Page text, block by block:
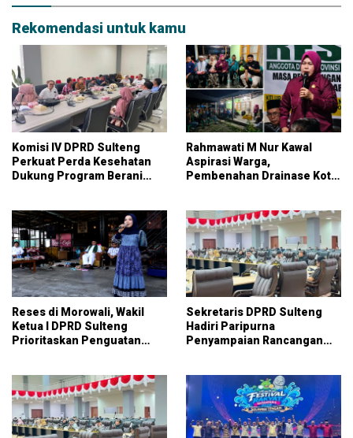
Rekomendasi untuk kamu
Komisi IV DPRD Sulteng
Perkuat Perda Kesehatan
Dukung Program Berani
Rahmawati M Nur Kawal
Aspirasi Warga,
Pembenahan Drainase Kota
Reses di Morowali, Wakil
Ketua I DPRD Sulteng
Prioritaskan Penguatan
Sekretaris DPRD Sulteng
Hadiri Paripurna
Penyampaian Rancangan